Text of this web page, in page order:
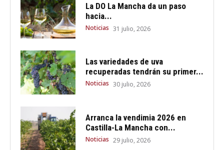
La DO La Mancha da un paso
hacia...
Noticias 31 julio, 2026
Las variedades de uva
recuperadas tendrán su primer...
Noticias 30 julio, 2026
Arranca la vendimia 2026 en
Castilla-La Mancha con...
Noticias 29 julio, 2026